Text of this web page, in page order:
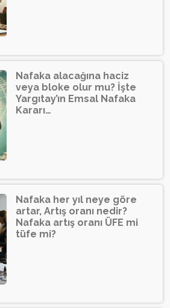
Nafaka alacağına haciz
veya bloke olur mu? İşte
Yargıtay’ın Emsal Nafaka
Kararı…
Nafaka her yıl neye göre
artar, Artış oranı nedir?
Nafaka artış oranı ÜFE mi
tüfe mi?